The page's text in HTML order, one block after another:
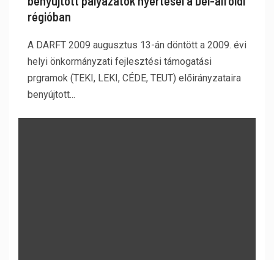
régióban
A DARFT 2009 augusztus 13-án döntött a 2009. évi
helyi önkormányzati fejlesztési támogatási
prgramok (TEKI, LEKI, CÉDE, TEUT) előirányzataira
benyújtott...